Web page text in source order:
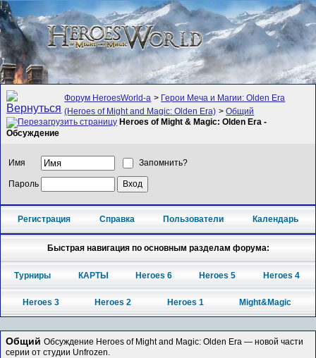
Форум HeroesWorld-а > Герои Меча и Магии: Olden Era
(Heroes of Might and Magic: Olden Era) >Общий
Heroes of Might & Magic: Olden Era -
Обсуждение
Имя Запомнить?
Пароль
Регистрация Справка Пользователи Календарь
Быстрая навигация по основным разделам форума:
Турниры КАРТЫ Heroes 6 Heroes 5 Heroes 4
Heroes 3 Heroes 2 Heroes 1 Might&Magic
Общий Обсуждение Heroes of Might and Magic: Olden Era — новой части
серии от студии Unfrozen.